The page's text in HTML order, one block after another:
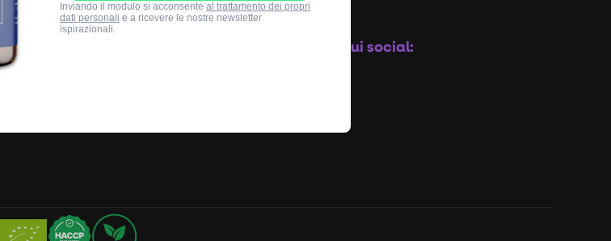
Seguici sui social:
Inviando il modulo si acconsente al trattamento dei propri
dati personali e a ricevere le nostre newsletter
ispirazionali.